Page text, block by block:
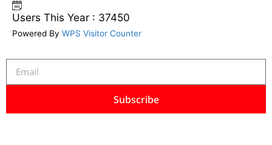
Users This Year : 37450
Powered By WPS Visitor Counter
Subscribe